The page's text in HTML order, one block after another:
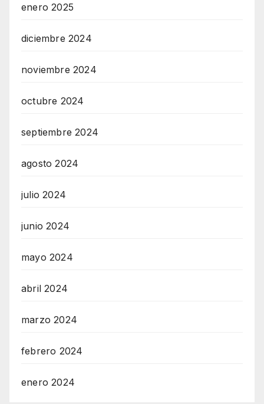
enero 2025
diciembre 2024
noviembre 2024
octubre 2024
septiembre 2024
agosto 2024
julio 2024
junio 2024
mayo 2024
abril 2024
marzo 2024
febrero 2024
enero 2024